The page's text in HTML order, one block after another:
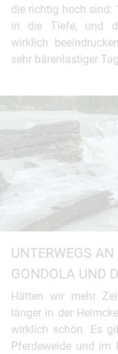
die richtig hoch sind:
in die Tiefe, und
wirklich
sehr bärenlastiger
UNTERWEGS
GONDOLA UND
Hätten wir mehr
länger in der
wirklich schön. Es
Pferdeweide und im